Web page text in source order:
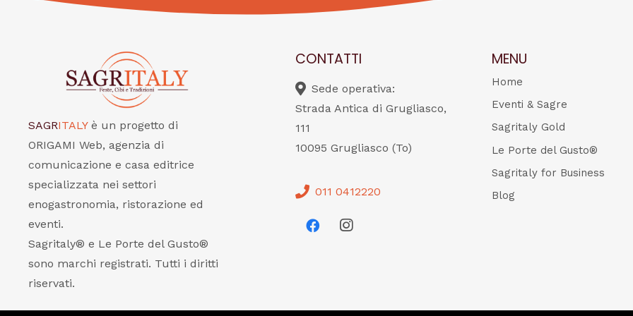
SAGRITALY è un progetto di
ORIGAMI Web, agenzia di
comunicazione e casa editrice
specializzata nei settori
enogastronomia, ristorazione ed
eventi.
Sagritaly® e Le Porte del Gusto®
sono marchi registrati. Tutti i diritti
riservati.
CONTATTI
Sede operativa:
Strada Antica di Grugliasco,
111
10095 Grugliasco (To)
011 0412220
MENU
Home
Eventi & Sagre
Sagritaly Gold
Le Porte del Gusto®
Sagritaly for Business
Blog